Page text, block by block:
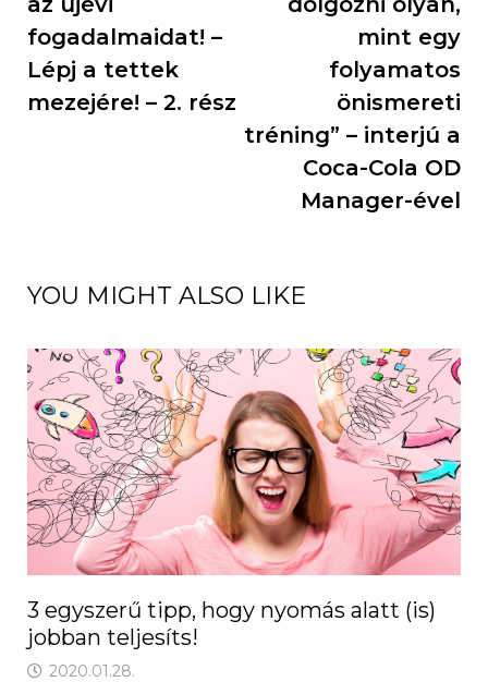
fogadalmaidat! –
Lépj a tettek
mezejére! – 2. rész
mint egy
folyamatos
önismereti
tréning” – interjú a
Coca-Cola OD
Manager-ével
YOU MIGHT ALSO LIKE
3 egyszerű tipp, hogy nyomás alatt (is)
jobban teljesíts!
2020.01.28.